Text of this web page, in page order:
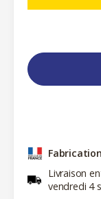
Livraison
vendredi 4